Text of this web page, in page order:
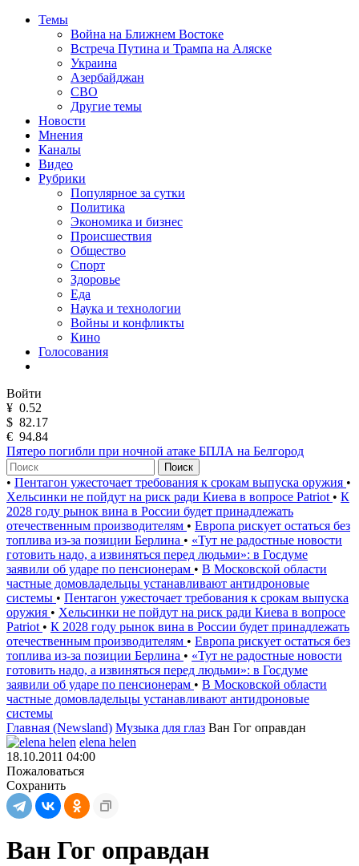
Темы
Война на Ближнем Востоке
Встреча Путина и Трампа на Аляске
Украина
Азербайджан
СВО
Другие темы
Новости
Мнения
Каналы
Видео
Рубрики
Популярное за сутки
Политика
Экономика и бизнес
Происшествия
Общество
Спорт
Здоровье
Еда
Наука и технологии
Войны и конфликты
Кино
Голосования
Войти
¥ 0.52
$ 82.17
€ 94.84
Пятеро погибли при ночной атаке БПЛА на Белгород
Поиск
• Пентагон ужесточает требования к срокам выпуска оружия •
Хельсинки не пойдут на риск ради Киева в вопросе Patriot • К
2028 году рынок вина в России будет принадлежать
отечественным производителям • Европа рискует остаться без
топлива из-за позиции Берлина • «Тут не радостные новости
готовить надо, а извиняться перед людьми»: в Госдуме
заявили об ударе по пенсионерам • В Московской области
частные домовладельцы устанавливают антидроновые
системы • Пентагон ужесточает требования к срокам выпуска
оружия • Хельсинки не пойдут на риск ради Киева в вопросе
Patriot • К 2028 году рынок вина в России будет принадлежать
отечественным производителям • Европа рискует остаться без
топлива из-за позиции Берлина • «Тут не радостные новости
готовить надо, а извиняться перед людьми»: в Госдуме
заявили об ударе по пенсионерам • В Московской области
частные домовладельцы устанавливают антидроновые
системы
Главная (Newsland) Музыка для глаз Ван Гог оправдан
elena helen
18.10.2011 04:00
Пожаловаться
Сохранить
Ван Гог оправдан